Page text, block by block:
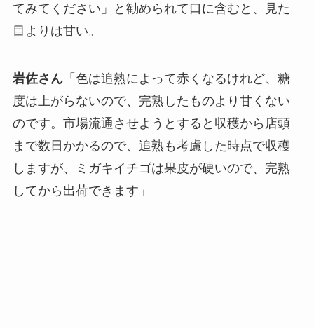
てみてください」と勧められて口に含むと、見た
目よりは甘い。
岩佐さん「色は追熟によって赤くなるけれど、糖
度は上がらないので、完熟したものより甘くない
のです。市場流通させようとすると収穫から店頭
まで数日かかるので、追熟も考慮した時点で収穫
しますが、ミガキイチゴは果皮が硬いので、完熟
してから出荷できます」